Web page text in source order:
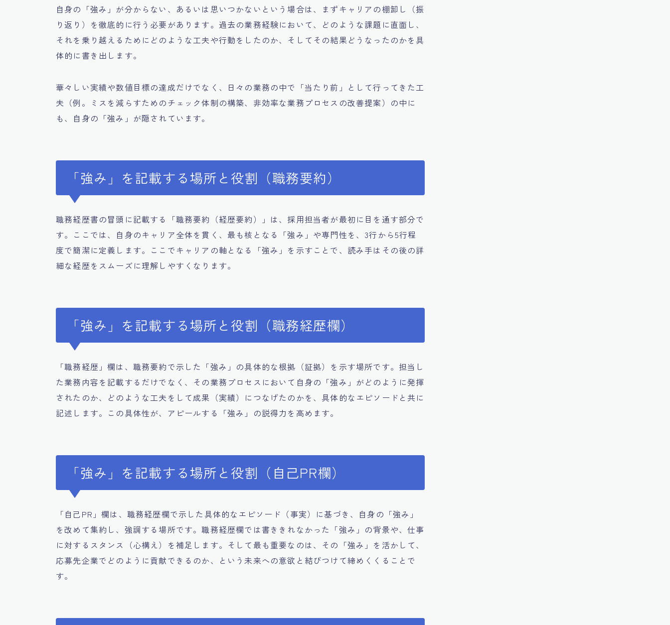
自身の「強み」が分からない、あるいは思いつかないという場合は、まずキャリアの棚卸し（振
り返り）を徹底的に行う必要があります。過去の業務経験において、どのような課題に直面し、
それを乗り越えるためにどのような工夫や行動をしたのか、そしてその結果どうなったのかを具
体的に書き出します。
華々しい実績や数値目標の達成だけでなく、日々の業務の中で「当たり前」として行ってきた工
夫（例。ミスを減らすためのチェック体制の構築、非効率な業務プロセスの改善提案）の中に
も、自身の「強み」が隠されています。
「強み」を記載する場所と役割（職務要約）
職務経歴書の冒頭に記載する「職務要約（経歴要約）」は、採用担当者が最初に目を通す部分で
す。ここでは、自身のキャリア全体を貫く、最も核となる「強み」や専門性を、3行から5行程
度で簡潔に定義します。ここでキャリアの軸となる「強み」を示すことで、読み手はその後の詳
細な経歴をスムーズに理解しやすくなります。
「強み」を記載する場所と役割（職務経歴欄）
「職務経歴」欄は、職務要約で示した「強み」の具体的な根拠（証拠）を示す場所です。担当し
た業務内容を記載するだけでなく、その業務プロセスにおいて自身の「強み」がどのように発揮
されたのか、どのような工夫をして成果（実績）につなげたのかを、具体的なエピソードと共に
記述します。この具体性が、アピールする「強み」の説得力を高めます。
「強み」を記載する場所と役割（自己PR欄）
「自己PR」欄は、職務経歴欄で示した具体的なエピソード（事実）に基づき、自身の「強み」
を改めて集約し、強調する場所です。職務経歴欄では書ききれなかった「強み」の背景や、仕事
に対するスタンス（心構え）を補足します。そして最も重要なのは、その「強み」を活かして、
応募先企業でどのように貢献できるのか、という未来への意欲と結びつけて締めくくることで
す。